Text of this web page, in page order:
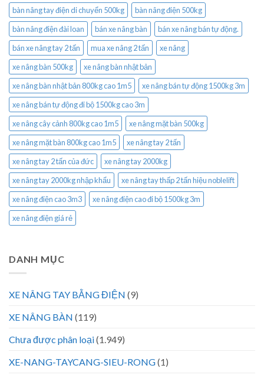
bàn nâng tay điện di chuyển 500kg
bàn nâng điện 500kg
bàn nâng điện đài loan
bán xe nâng bàn
bán xe nâng bán tự động.
bán xe nâng tay 2 tấn
mua xe nâng 2 tấn
xe nâng
xe nâng bàn 500kg
xe nâng bàn nhật bản
xe nâng bàn nhật bản 800kg cao 1m5
xe nâng bán tự động 1500kg 3m
xe nâng bán tự động đi bộ 1500kg cao 3m
xe nâng cây cảnh 800kg cao 1m5
xe nâng mặt bàn 500kg
xe nâng mặt bàn 800kg cao 1m5
xe nâng tay 2 tấn
xe nâng tay 2 tấn của đức
xe nâng tay 2000kg
xe nâng tay 2000kg nhập khẩu
xe nâng tay thấp 2 tấn hiệu noblelift
xe nâng điện cao 3m3
xe nâng điện cao đi bộ 1500kg 3m
xe nâng điện giá rẻ
DANH MỤC
XE NÂNG TAY BẰNG ĐIỆN (9)
XE NÂNG BÀN (119)
Chưa được phân loại(1.949)
XE-NANG-TAYCANG-SIEU-RONG(1)